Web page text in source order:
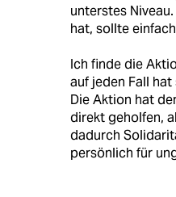
unterstes
hat, sollte
Ich finde die
auf jeden Fall
Die Aktion hat
direkt geholfen,
dadurch
persönlich für